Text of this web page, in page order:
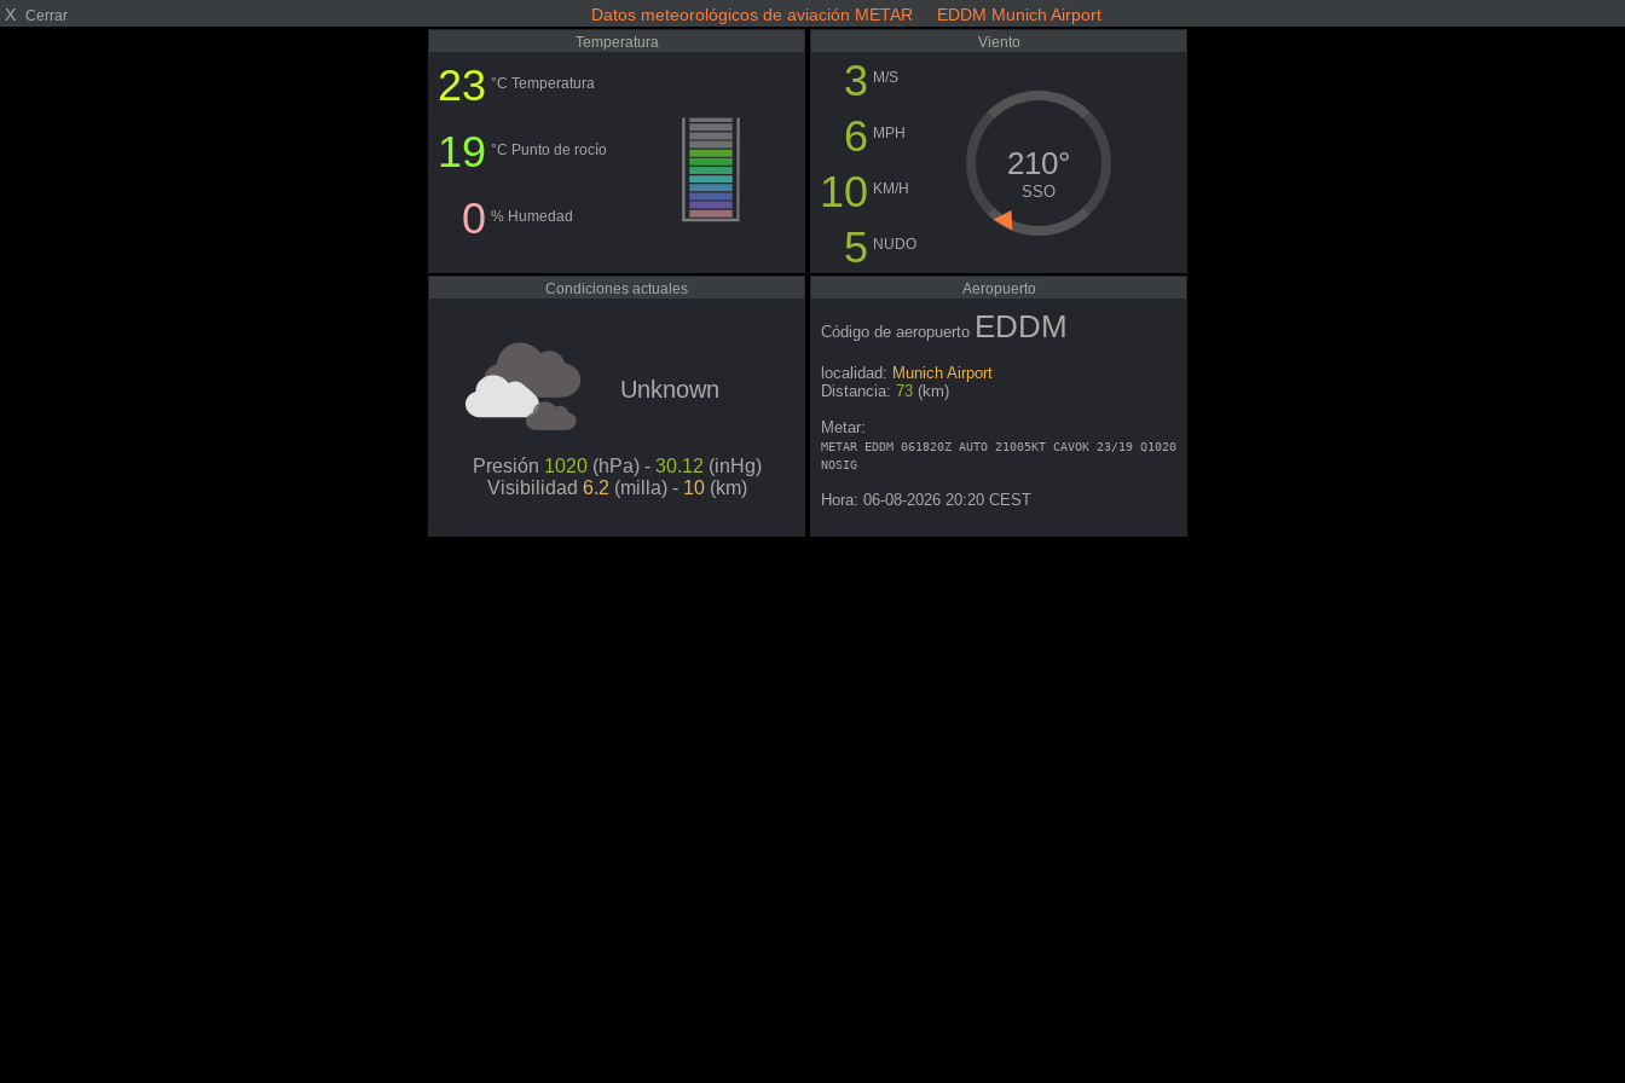
X Cerrar Datos meteorológicos de aviación METAR EDDM Munich Airport
Temperatura
23 °C Temperatura
19 °C Punto de rocío
0 % Humedad
Viento
3 M/S
6 MPH
10 KM/H
5 NUDO
210°
SSO
Condiciones actuales
Unknown
Presión 1020 (hPa) - 30.12 (inHg)
Visibilidad 6.2 (milla) - 10 (km)
Aeropuerto
Código de aeropuerto EDDM
localidad: Munich Airport
Distancia: 73 (km)
Metar:
METAR EDDM 061820Z AUTO 21005KT CAVOK 23/19 Q1020
NOSIG
Hora: 06-08-2026 20:20 CEST